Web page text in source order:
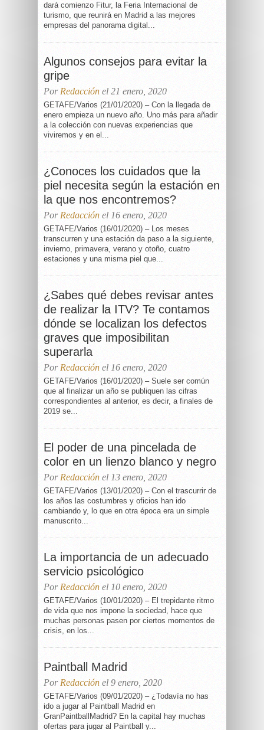
dará comienzo Fitur, la Feria Internacional de
turismo, que reunirá en Madrid a las mejores
empresas del panorama digital...
Algunos consejos para evitar la
gripe
Por Redacción el 21 enero, 2020
GETAFE/Varios (21/01/2020) – Con la llegada de
enero empieza un nuevo año. Uno más para añadir
a la colección con nuevas experiencias que
viviremos y en el...
¿Conoces los cuidados que la
piel necesita según la estación en
la que nos encontremos?
Por Redacción el 16 enero, 2020
GETAFE/Varios (16/01/2020) – Los meses
transcurren y una estación da paso a la siguiente,
invierno, primavera, verano y otoño, cuatro
estaciones y una misma piel que...
¿Sabes qué debes revisar antes
de realizar la ITV? Te contamos
dónde se localizan los defectos
graves que imposibilitan
superarla
Por Redacción el 16 enero, 2020
GETAFE/Varios (16/01/2020) – Suele ser común
que al finalizar un año se publiquen las cifras
correspondientes al anterior, es decir, a finales de
2019 se...
El poder de una pincelada de
color en un lienzo blanco y negro
Por Redacción el 13 enero, 2020
GETAFE/Varios (13/01/2020) – Con el trascurrir de
los años las costumbres y oficios han ido
cambiando y, lo que en otra época era un simple
manuscrito...
La importancia de un adecuado
servicio psicológico
Por Redacción el 10 enero, 2020
GETAFE/Varios (10/01/2020) – El trepidante ritmo
de vida que nos impone la sociedad, hace que
muchas personas pasen por ciertos momentos de
crisis, en los...
Paintball Madrid
Por Redacción el 9 enero, 2020
GETAFE/Varios (09/01/2020) – ¿Todavía no has
ido a jugar al Paintball Madrid en
GranPaintballMadrid? En la capital hay muchas
ofertas para jugar al Paintball y...